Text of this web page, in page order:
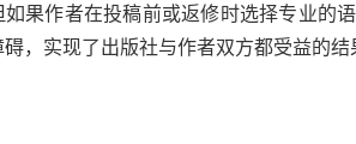
果作者在投稿前或返修时选择专业的
，实现了出版社与作者双方都受益的结